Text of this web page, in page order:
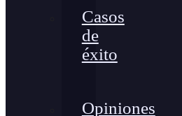
Casos
de
éxito
Opiniones